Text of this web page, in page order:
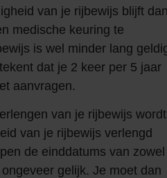
van je rijbewijs blijft
medische keuring te
is wel minder lang
dat je 2 keer per 5 jaar
aanvragen.
van je rijbewijs wordt
van je rijbewijs verlengd
de einddatums van zowel
gelijk. Je moet dan